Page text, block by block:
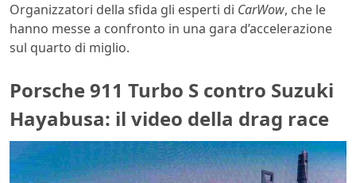
Organizzatori della sfida gli esperti di CarWow, che le
hanno messe a confronto in una gara d’accelerazione
sul quarto di miglio.
Porsche 911 Turbo S contro Suzuki
Hayabusa: il video della drag race